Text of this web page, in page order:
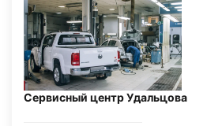
Сервисный центр Удальцова